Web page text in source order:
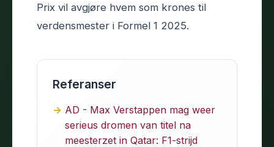
Prix vil avgjøre hvem som krones til
verdensmester i Formel 1 2025.
Referanser
AD - Max Verstappen mag weer
serieus dromen van titel na
meesterzet in Qatar: F1-strijd